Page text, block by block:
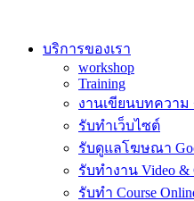
contentบริการของเรา
workshop
Training
งานเขียนบทความ
รับทำเว็บไซต์
รับดูแลโฆษณา
รับทำงาน Video &
รับทำ Course